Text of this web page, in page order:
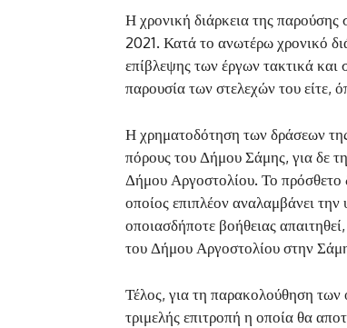
Η χρονική διάρκεια της παρούσης
2021. Κατά το ανωτέρω χρονικό
επίβλεψης των έργων τακτικά και
παρουσία των στελεχών του είτε,
Η χρηματοδότηση των δράσεων
πόρους του Δήμου Σάμης, για δε
Δήμου Αργοστολίου. Το πρόσθετο
οποίος επιπλέον αναλαμβάνει
οποιασδήποτε βοήθειας
του Δήμου Αργοστολίου στην
Τέλος, για τη παρακολούθηση των
τριμελής επιτροπή η οποία θα